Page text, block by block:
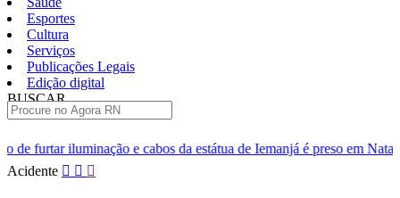
Esportes
Cultura
Serviços
Publicações Legais
Edição digital
BUSCAR
cabos da estátua de Iemanjá é preso em Natal
Homem é preso
Pular
Acidente